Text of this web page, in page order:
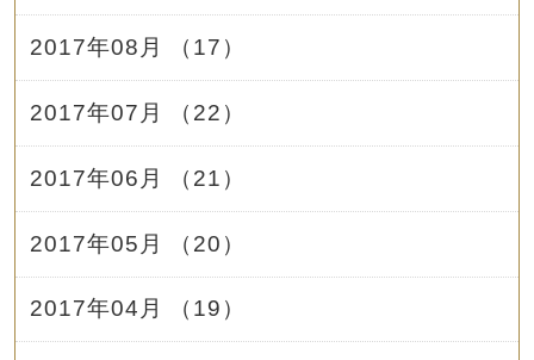
2017年08月 （17）
2017年07月 （22）
2017年06月 （21）
2017年05月 （20）
2017年04月 （19）